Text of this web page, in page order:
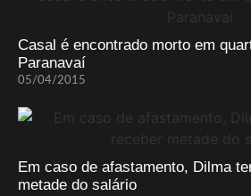
Casal é encontrado morto em
Paranavaí
05/04/2015
Em caso de afastamento, Dilma
metade do salário